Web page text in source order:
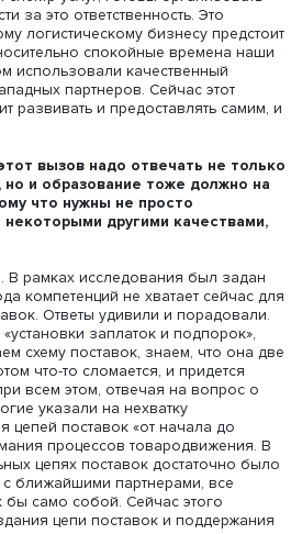
также вопрос о том, в какой
проблемы в цепях
Ответы были
80% респондентов сообщили,
они полностью или в
своих цепей поставок.
который говорит о
нашего бизнеса к внешним
самым сложным в связи с
маршрутов, отказом от
и другими санкциями?
в качестве главной проблемы
поставщиков от
оказались существенный
непредсказуемость и задержки
в том, что санкции
и те, которые связывают
Поэтому создание
логистическое
задачей.
как компании видят
они хотят видеть ключевыми